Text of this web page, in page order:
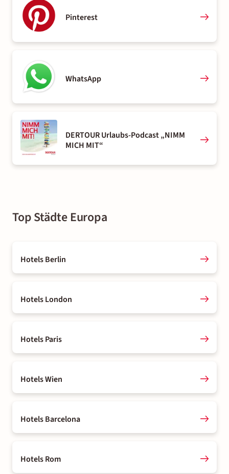
Pinterest
WhatsApp
DERTOUR Urlaubs-Podcast „NIMM
MICH MIT“
Top Städte Europa
Hotels Berlin
Hotels London
Hotels Paris
Hotels Wien
Hotels Barcelona
Hotels Rom